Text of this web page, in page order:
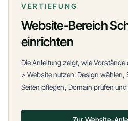
VERTIEFUNG
Website-Bereich
einrichten
Die Anleitung zeigt, wie
> Website nutzen: Design wählen,
Seiten pflegen, Domain prüfen